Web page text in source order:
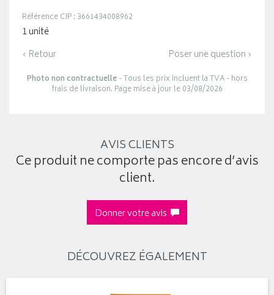
Référence CIP : 3661434008962
1 unité
‹ Retour
Poser une question ›
Photo non contractuelle- Tous les prix incluent la TVA - hors
frais de livraison. Page mise à jour le 03/08/2026
AVIS CLIENTS
Ce produit ne comporte pas encore d’avis
client.
Donner votre avis
DÉCOUVREZ ÉGALEMENT